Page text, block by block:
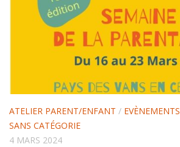
ATELIER PARENT/ENFANT / EVÈNEMENTS
SANS CATÉGORIE
4 MARS 2024